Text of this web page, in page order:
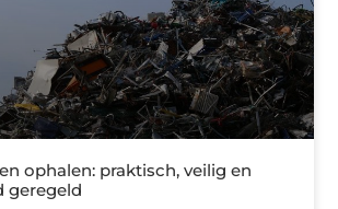
ophalen: praktisch, veilig en
geregeld